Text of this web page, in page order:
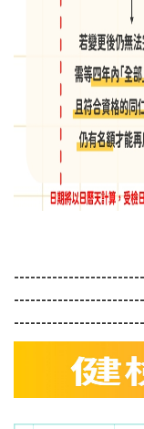
------------------------